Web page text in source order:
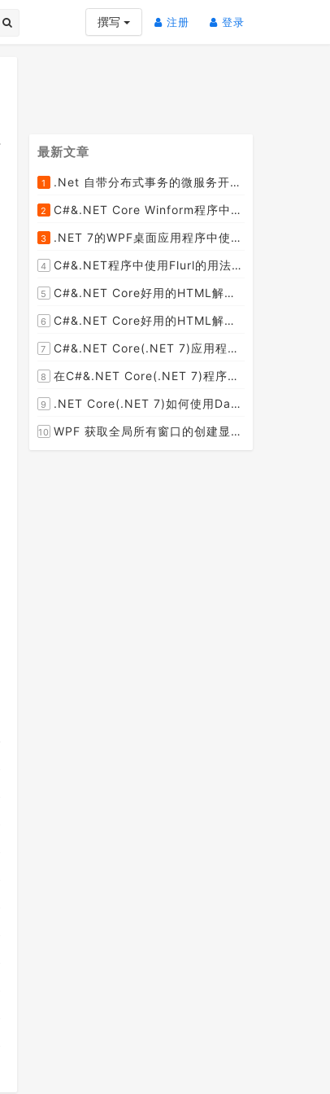
撰写 注册 (current)
登录
最新文章
1
.Net 自带分布式事务的微服务开源框架JMSFramework
2
C#&.NET Core Winform程序中使用Parallel动态开启多个线程及取消多线程详细教程
3
.NET 7的WPF桌面应用程序中使用配置文件：App.config与AppSettings.json
4
C#&.NET程序中使用Flurl的用法与问题汇总(非常详细)
5
C#&.NET Core好用的HTML解析器推荐之HtmlAgilityPack篇
6
C#&.NET Core好用的HTML解析器推荐之AngleSharp篇
7
C#&.NET Core(.NET 7)应用程序开发中如何解析html元素，有哪些类库或组件呢？
8
在C#&.NET Core(.NET 7)程序开发中使用Npgsql,Dapper,EF Core等不同方式连接和操作PostgreSQL数据库示例教程(推荐阅读)
9
.NET Core(.NET 7)如何使用Dapper连接PostgreSQL数据库并实现CRUD(新增，查询，修改，删除)的超详细入门示例教程
10 WPF 获取全局所有窗口的创建显示事件 监控窗口打开
[2023-01-19]